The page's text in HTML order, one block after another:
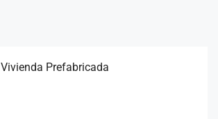
Vivienda Prefabricada